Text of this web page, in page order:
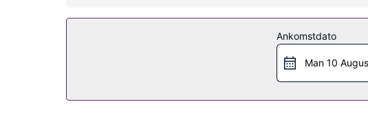
Få stillet sulten på Rabot Restaurant, en restaurant, hvor
roomservice (i et begrænset antal timer). Tag forbi baren
med tilberedning efter bestilling er inkluderet.
Ankomstdato
Man 10